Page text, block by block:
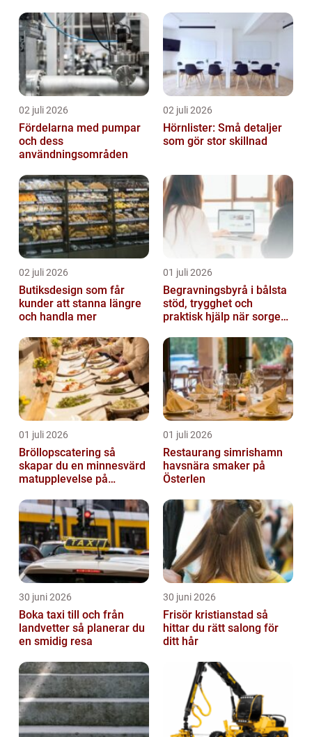
02 juli 2026
Fördelarna med pumpar
och dess
användningsområden
02 juli 2026
Hörnlister: Små detaljer
som gör stor skillnad
02 juli 2026
Butiksdesign som får
kunder att stanna längre
och handla mer
01 juli 2026
Begravningsbyrå i bålsta
stöd, trygghet och
praktisk hjälp när sorgen
01 juli 2026
Bröllopscatering så
skapar du en minnesvärd
matupplevelse på
01 juli 2026
Restaurang simrishamn
havsnära smaker på
Österlen
30 juni 2026
Boka taxi till och från
landvetter så planerar du
en smidig resa
30 juni 2026
Frisör kristianstad så
hittar du rätt salong för
ditt hår